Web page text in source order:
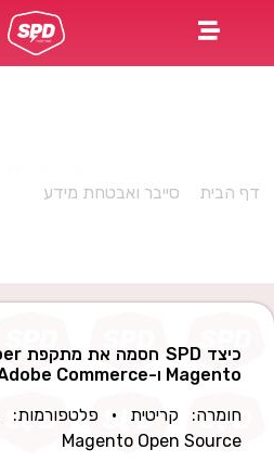
דף הבית
סייבר ואבטחת מידע
Magento ו-Adobe Commerce
Magento Open Source